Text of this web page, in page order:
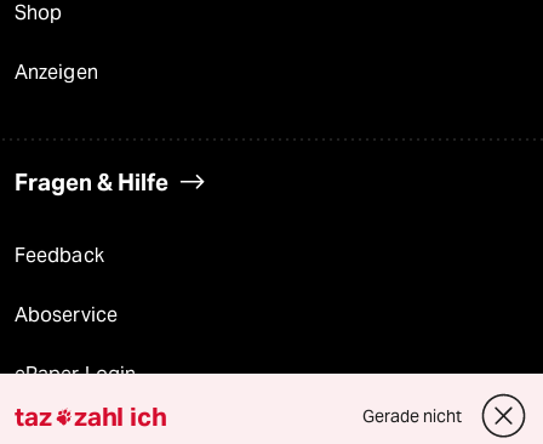
Shop
Anzeigen
Fragen & Hilfe
Feedback
Aboservice
ePaper Login
Downloads für Abonnierende
taz zahl ich Gerade nicht